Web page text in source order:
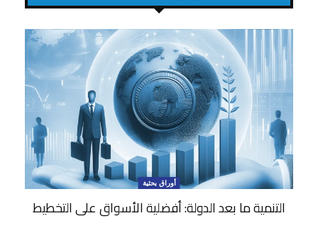
أوراق بحثية
التنمية ما بعد الدولة: أفضلية الأسواق على التخطيط